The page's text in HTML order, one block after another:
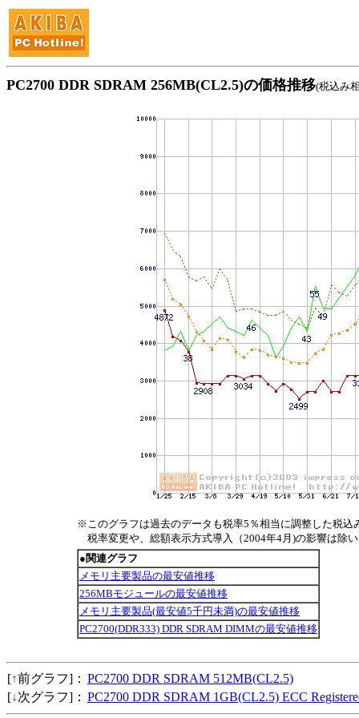
PC2700 DDR SDRAM 256MB(CL2.5)の価格推移(税込み
※このグラフは過去のデータも税率5％相当に調整した税込
税率変更や、総額表示方式導入（2004年4月)の影響は除
●関連グラフ
メモリ主要製品の最安値推移
256MBモジュールの最安値推移
メモリ主要製品(最安値5千円未満)の最安値推移
PC2700(DDR333) DDR SDRAM DIMMの最安値推移
[↑前グラフ]： PC2700 DDR SDRAM 512MB(CL2.5)
[↓次グラフ]： PC2700 DDR SDRAM 1GB(CL2.5) ECC